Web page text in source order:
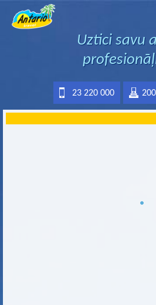
Uztici savu
23 220 000